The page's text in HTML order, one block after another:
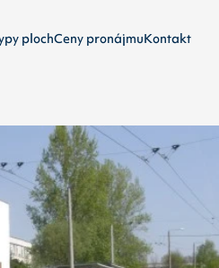
plochCeny pronájmuKontakt